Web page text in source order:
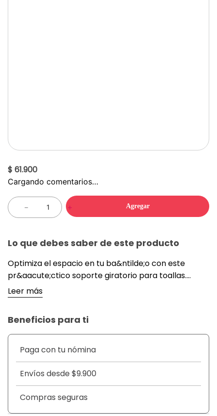
$ 61.900
Cargando comentarios…
＋
－ Agregar
Lo que debes saber de este producto
Optimiza el espacio en tu ba&ntilde;o con este
pr&aacute;ctico soporte giratorio para toallas.
Dise&ntilde;ado para ser montado
f&aacute;cilmente con sus bases adhesivas a la
organizador de toallas cuenta con brazos giratorios
que permiten colgar varias toallas peque&ntilde;as
de manera ordenada y accesible. Ideal para
mantener tus toallas secas y bien organizadas.
&nbsp;
DETALLES
&nbsp;
Leer más
Beneficios para ti
Paga con tu nómina
Envíos desde $9.900
Compras seguras